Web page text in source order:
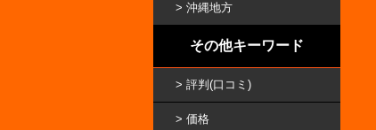
沖縄地方
その他キーワード
評判(口コミ)
価格